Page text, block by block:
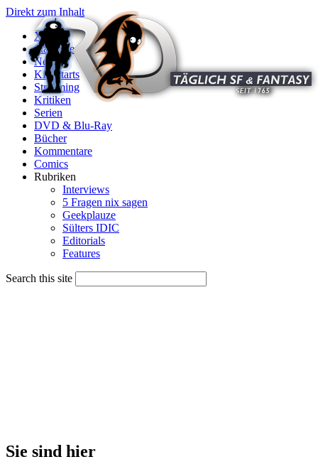
Direkt zum Inhalt
X
Startseite
News
Kinostarts
Streaming
Kritiken
Serien
DVD & Blu-Ray
Bücher
Kommentare
Comics
Rubriken
Interviews
5 Fragen nix sagen
Geekplauze
Sülters IDIC
Editorials
Features
Search this site
Sie sind hier